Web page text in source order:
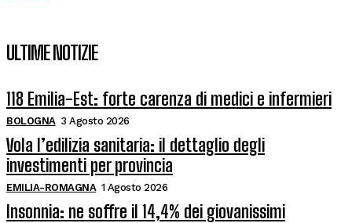
ULTIME NOTIZIE
118 Emilia-Est: forte carenza di medici e infermieri
BOLOGNA 3 Agosto 2026
Vola l’edilizia sanitaria: il dettaglio degli
investimenti per provincia
EMILIA-ROMAGNA 1 Agosto 2026
Insonnia: ne soffre il 14,4% dei giovanissimi